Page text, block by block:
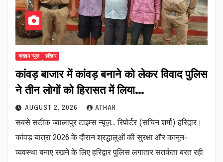
क्राइम न्यूज़ हरिद्वार
कांवड़ बाजार में कांवड़ बनाने को लेकर विवाद पुलिस
ने तीन लोगों को हिरासत में लिया…
AUGUST 2, 2026 ATHAR
सबसे सटीक ज्वालापुर टाइम्स न्यूज़… रिपोर्टर (सचिन शर्मा) हरिद्वार।
कांवड़ यात्रा 2026 के दौरान श्रद्धालुओं की सुरक्षा और कानून-
व्यवस्था बनाए रखने के लिए हरिद्वार पुलिस लगातार सतर्कता बरत रही